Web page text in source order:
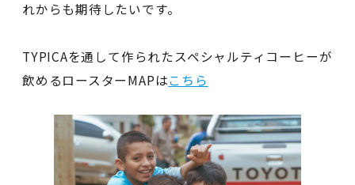
れからも期待したいです。
TYPICAを通して作られたスペシャルティコーヒーが
飲めるロースターMAPはこちら